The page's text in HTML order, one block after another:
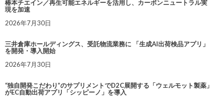
椿本チエイン／再生可能エネルギーを活用し、カーボンニュートラル実
現を加速
2026年7月30日
三井倉庫ホールディングス、受託物流業務に 「生成AI出荷検品アプリ」
を開発・導入開始
2026年7月30日
“独自開発こだわり”のサプリメントでD2C展開する「ウェルモット製薬」
がEC自動出荷アプリ「シッピーノ」を導入